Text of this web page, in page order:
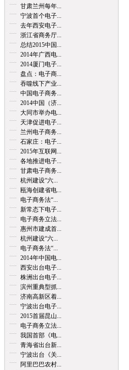
甘肃兰州每年...
宁波首个电子...
去年西安电子...
浙江省商务厅...
总结2015中国...
2014年广西电...
2014厦门电子...
盘点：电子商...
吞噬线下产业...
中国电子商务...
2014中国（济...
大同市举办电...
天津促进电子...
兰州电子商务...
石家庄：电子...
2015年互联网...
各地推进电子...
甘肃电子商务...
杭州建设“六...
瓯海创建省电...
电子商务法“...
新常态下电子...
电子商务立法...
惠州市建成首...
杭州建设“六...
电子商务法“...
2014年中国电...
西安出台电子...
株洲出台电子...
滨州重典型抓...
济南高新区着...
宁波出台电子...
2015首届昆山...
电子商务立法...
我国首部《电...
青海省出台新...
宁波出台《关...
阿里巴巴农村...